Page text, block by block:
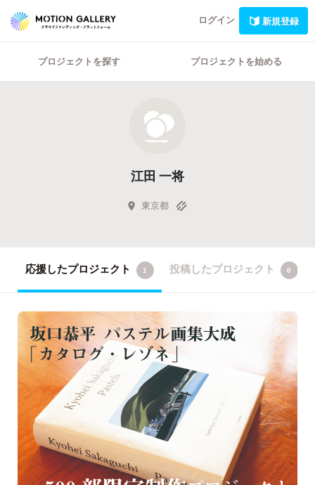
ログイン 新規登録
プロジェクトを探す プロジェクトを始める
江田 一将
東京都
応援したプロジェクト 1 投稿したプロジェクト 0